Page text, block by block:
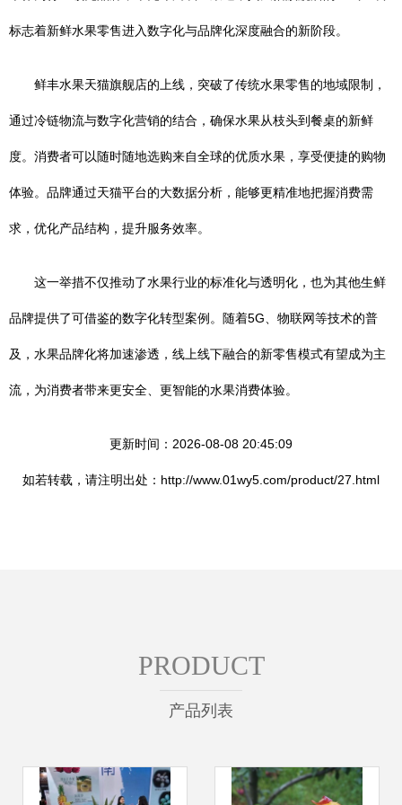
标志着新鲜水果零售进入数字化与品牌化深度融合的新阶段。
鲜丰水果天猫旗舰店的上线，突破了传统水果零售的地域限制，
通过冷链物流与数字化营销的结合，确保水果从枝头到餐桌的新鲜
度。消费者可以随时随地选购来自全球的优质水果，享受便捷的购物
体验。品牌通过天猫平台的大数据分析，能够更精准地把握消费需
求，优化产品结构，提升服务效率。
这一举措不仅推动了水果行业的标准化与透明化，也为其他生鲜
品牌提供了可借鉴的数字化转型案例。随着5G、物联网等技术的普
及，水果品牌化将加速渗透，线上线下融合的新零售模式有望成为主
流，为消费者带来更安全、更智能的水果消费体验。
更新时间：2026-08-08 20:45:09
如若转载，请注明出处：http://www.01wy5.com/product/27.html
PRODUCT
产品列表